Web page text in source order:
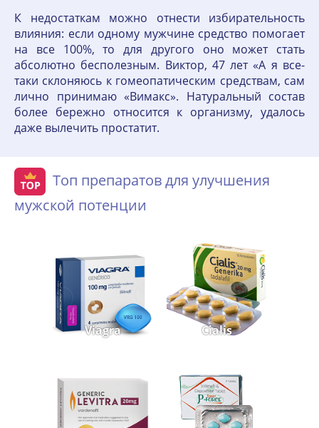
К недостаткам можно отнести избирательность
влияния: если одному мужчине средство помогает
на все 100%, то для другого оно может стать
абсолютно бесполезным. Виктор, 47 лет «А я все-
таки склоняюсь к гомеопатическим средствам, сам
лично принимаю «Вимакс». Натуральный состав
более бережно относится к организму, удалось
даже вылечить простатит.
Топ препаратов для улучшения
мужской потенции
Viagra Cialis